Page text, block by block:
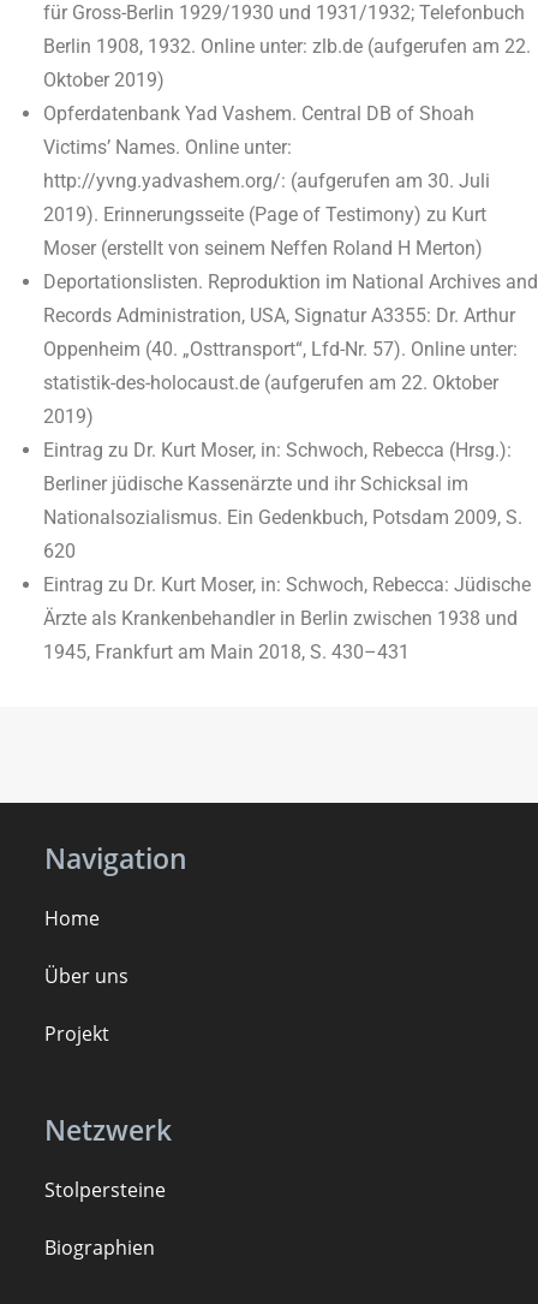
für Gross-Berlin 1929/1930 und 1931/1932; Telefonbuch
Berlin 1908, 1932. Online unter: zlb.de (aufgerufen am 22.
Oktober 2019)
Opferdatenbank Yad Vashem. Central DB of Shoah
Victims’ Names. Online unter:
http://yvng.yadvashem.org/: (aufgerufen am 30. Juli
2019). Erinnerungsseite (Page of Testimony) zu Kurt
Moser (erstellt von seinem Neffen Roland H Merton)
Deportationslisten. Reproduktion im National Archives and
Records Administration, USA, Signatur A3355: Dr. Arthur
Oppenheim (40. „Osttransport“, Lfd-Nr. 57). Online unter:
statistik-des-holocaust.de (aufgerufen am 22. Oktober
2019)
Eintrag zu Dr. Kurt Moser, in: Schwoch, Rebecca (Hrsg.):
Berliner jüdische Kassenärzte und ihr Schicksal im
Nationalsozialismus. Ein Gedenkbuch, Potsdam 2009, S.
620
Eintrag zu Dr. Kurt Moser, in: Schwoch, Rebecca: Jüdische
Ärzte als Krankenbehandler in Berlin zwischen 1938 und
1945, Frankfurt am Main 2018, S. 430–431
Navigation
Home
Über uns
Projekt
Netzwerk
Stolpersteine
Biographien